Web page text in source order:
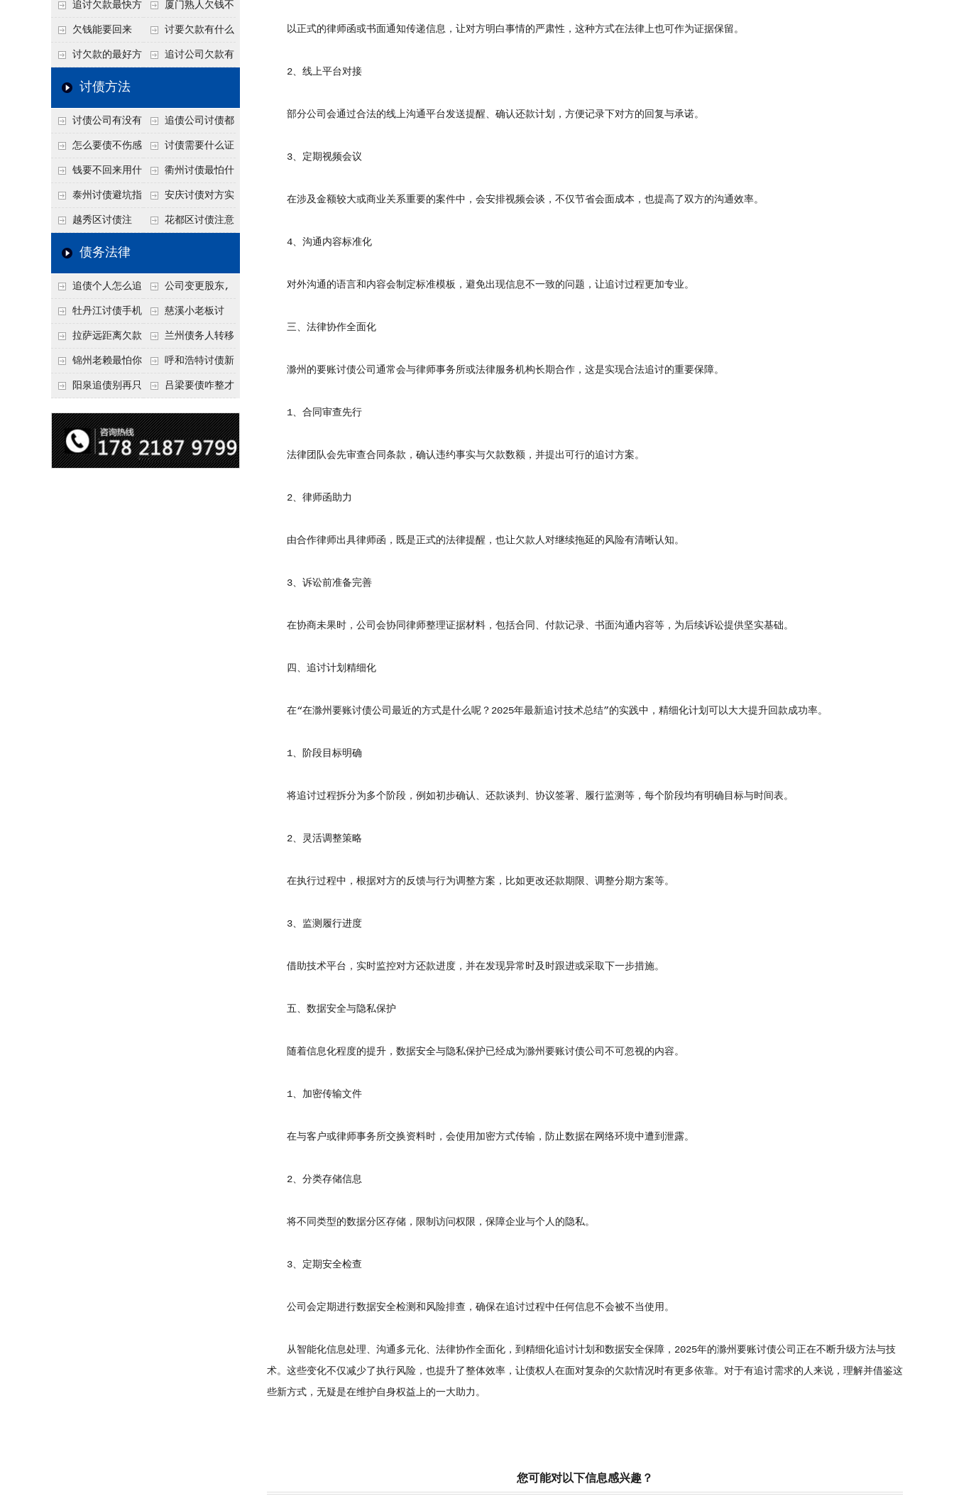
书面承诺的法律效力 的心态催收事半功倍
纷咋办？这一招好开
口
讨
追讨欠款最快方
法是什么？
厦门熟人欠钱不
还？2026年合法秘
籍！
欠钱能要回来
吗？
讨要欠款有什么
好办法
讨欠款的最好方 追讨公司欠款有
讨债方法
讨债公司有没有
行业协会？正规机构
的行业自律和认证
追债公司讨债都
有哪些手段
怎么要债不伤感
情？
讨债需要什么证
据
钱要不回来用什
么方法要回来
衢州讨债最怕什
么？2026年这两个关
键细节，做错就很难
泰州讨债避坑指
南：2026年这2个细
节不注意，钱很难要
安庆讨债对方实
在没钱咋办？
越秀区讨债注
意！没有借条只有微
把钱要回来
花都区讨债注意
节点”催收最有效
债务法律
追债个人怎么追
回呢？2026年最新绝
招选择！
公司变更股东,
变更前的债权债务谁
承担
牡丹江讨债手机
搞定：2026年线上立
案追债全流程，足不
出户
慈溪小老板讨
债，2026年这2个本
地行业协会出面，比
法院传票快
拉萨远距离欠款
对方在牧区联系不
上，2026年委托当地
兰州债务人转移
财产后申请破产，20
26年破产程序里还能
锦州老赖最怕你
懂这1条，2026
罪”详解，能判刑
呼和浩特讨债新
招：2026年用“律师
成本低见效快
阳泉追债别再只
类隐形财产（公积
金、保单）也能执行
吕梁要债咋整才
调解渠道，比找公司
强
以正式的律师函或书面通知传递信息，让对方明白事情的严肃性，这种方式在法律上也可作为证据保留。
2、线上平台对接
部分公司会通过合法的线上沟通平台发送提醒、确认还款计划，方便记录下对方的回复与承诺。
3、定期视频会议
在涉及金额较大或商业关系重要的案件中，会安排视频会谈，不仅节省会面成本，也提高了双方的沟通效率。
4、沟通内容标准化
对外沟通的语言和内容会制定标准模板，避免出现信息不一致的问题，让追讨过程更加专业。
三、法律协作全面化
滁州的要账讨债公司通常会与律师事务所或法律服务机构长期合作，这是实现合法追讨的重要保障。
1、合同审查先行
法律团队会先审查合同条款，确认违约事实与欠款数额，并提出可行的追讨方案。
2、律师函助力
由合作律师出具律师函，既是正式的法律提醒，也让欠款人对继续拖延的风险有清晰认知。
3、诉讼前准备完善
在协商未果时，公司会协同律师整理证据材料，包括合同、付款记录、书面沟通内容等，为后续诉讼提供坚实基础。
四、追讨计划精细化
在“在滁州要账讨债公司最近的方式是什么呢？2025年最新追讨技术总结”的实践中，精细化计划可以大大提升回款成功率。
1、阶段目标明确
将追讨过程拆分为多个阶段，例如初步确认、还款谈判、协议签署、履行监测等，每个阶段均有明确目标与时间表。
2、灵活调整策略
在执行过程中，根据对方的反馈与行为调整方案，比如更改还款期限、调整分期方案等。
3、监测履行进度
借助技术平台，实时监控对方还款进度，并在发现异常时及时跟进或采取下一步措施。
五、数据安全与隐私保护
随着信息化程度的提升，数据安全与隐私保护已经成为滁州要账讨债公司不可忽视的内容。
1、加密传输文件
在与客户或律师事务所交换资料时，会使用加密方式传输，防止数据在网络环境中遭到泄露。
2、分类存储信息
将不同类型的数据分区存储，限制访问权限，保障企业与个人的隐私。
3、定期安全检查
公司会定期进行数据安全检测和风险排查，确保在追讨过程中任何信息不会被不当使用。
从智能化信息处理、沟通多元化、法律协作全面化，到精细化追讨计划和数据安全保障，2025年的滁州要账讨债公司正在不断升级方法与技
术。这些变化不仅减少了执行风险，也提升了整体效率，让债权人在面对复杂的欠款情况时有更多依靠。对于有追讨需求的人来说，理解并借鉴这
些新方式，无疑是在维护自身权益上的一大助力。
您可能对以下信息感兴趣？